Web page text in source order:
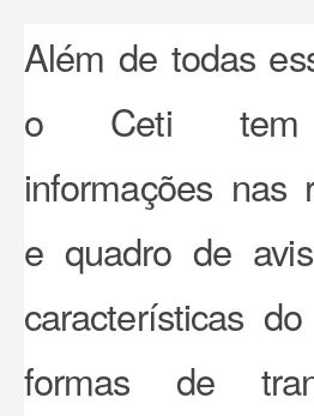
Além de todas
o Ceti tem
informações nas
e quadro de
características
formas de